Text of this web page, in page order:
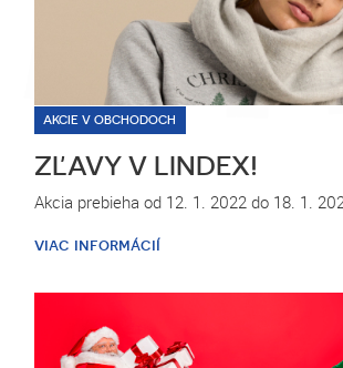
AKCIE V OBCHODOCH
ZĽAVY V LINDEX!
Akcia prebieha od 12. 1. 2022 do 18. 1.
viac informácií